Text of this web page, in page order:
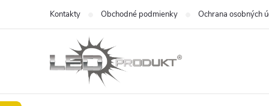
obsah
Kontakty Obchodné podmienky Ochrana osobných